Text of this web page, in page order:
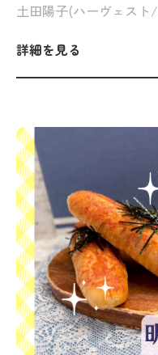
土田陽子(ハーヴェス
詳細を見る